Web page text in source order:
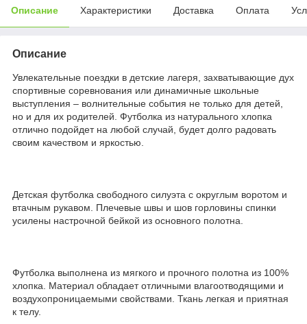
Описание Характеристики Доставка Оплата
Описание
Увлекательные поездки в детские лагеря, захватывающие дух
спортивные соревнования или динамичные школьные
выступления – волнительные события не только для детей,
но и для их родителей. Футболка из натурального хлопка
отлично подойдет на любой случай, будет долго радовать
своим качеством и яркостью.
Детская футболка свободного силуэта с округлым воротом и
втачным рукавом. Плечевые швы и шов горловины спинки
усилены настрочной бейкой из основного полотна.
Футболка выполнена из мягкого и прочного полотна из 100%
хлопка. Материал обладает отличными влагоотводящими и
воздухопроницаемыми свойствами. Ткань легкая и приятная
к телу.